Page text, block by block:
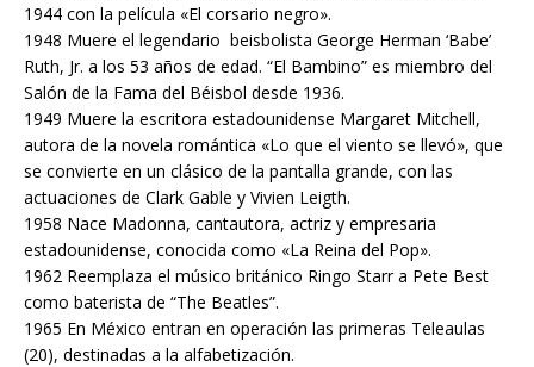
1944 con la película «El corsario negro».
1948 Muere el legendario beisbolista George Herman ‘Babe’
Ruth, Jr. a los 53 años de edad. “El Bambino” es miembro del
Salón de la Fama del Béisbol desde 1936.
1949 Muere la escritora estadounidense Margaret Mitchell,
autora de la novela romántica «Lo que el viento se llevó», que
se convierte en un clásico de la pantalla grande, con las
actuaciones de Clark Gable y Vivien Leigth.
1958 Nace Madonna, cantautora, actriz y empresaria
estadounidense, conocida como «La Reina del Pop».
1962 Reemplaza el músico británico Ringo Starr a Pete Best
como baterista de “The Beatles”.
1965 En México entran en operación las primeras Teleaulas
(20), destinadas a la alfabetización.